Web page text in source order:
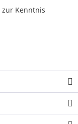
zur Kenntnis